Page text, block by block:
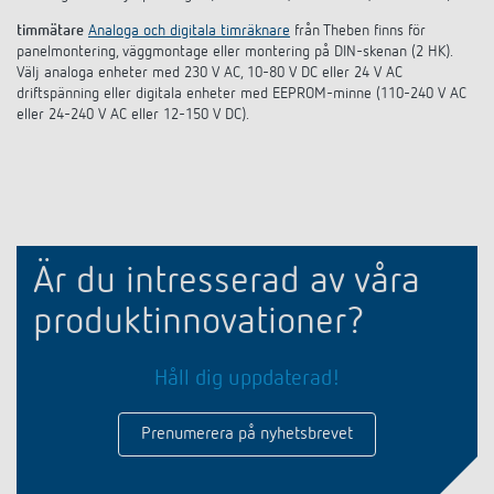
timmätare Analoga och digitala timräknare från Theben finns för
panelmontering, väggmontage eller montering på DIN-skenan (2 HK).
Välj analoga enheter med 230 V AC, 10-80 V DC eller 24 V AC
driftspänning eller digitala enheter med EEPROM-minne (110-240 V AC
eller 24-240 V AC eller 12-150 V DC).
Är du intresserad av våra
produktinnovationer?
Håll dig uppdaterad!
Prenumerera på nyhetsbrevet